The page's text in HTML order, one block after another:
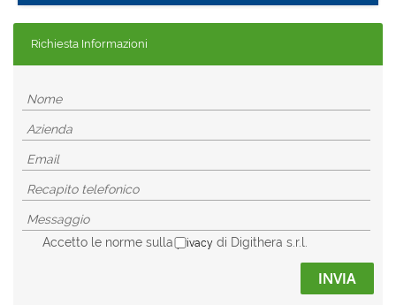
Richiesta Informazioni
Accetto le norme sulla privacy di Digithera s.r.l.
INVIA